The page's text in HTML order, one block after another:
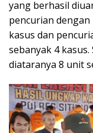
yang berhasil
pencurian
kasus dan
sebanyak 4
diataranya 8 unit